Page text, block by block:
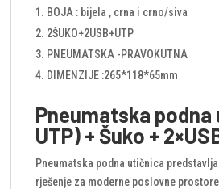
BOJA : bijela , crna i crno/siva
2ŠUKO+2USB+UTP
PNEUMATSKA -PRAVOKUTNA
DIMENZIJE :265*118*65mm
Pneumatska
UTP) + Šuko +
Pneumatska podna utičnica
rješenje za moderne poslovne